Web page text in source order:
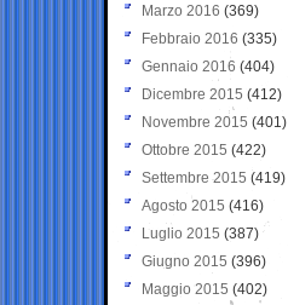
Marzo 2016 (369)
Febbraio 2016 (335)
Gennaio 2016 (404)
Dicembre 2015 (412)
Novembre 2015 (401)
Ottobre 2015 (422)
Settembre 2015 (419)
Agosto 2015 (416)
Luglio 2015 (387)
Giugno 2015 (396)
Maggio 2015 (402)